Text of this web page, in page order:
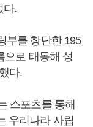
다.
부를 창단한 195
으로 태동해 성
다.
스포츠를 통해
우리나라 사립